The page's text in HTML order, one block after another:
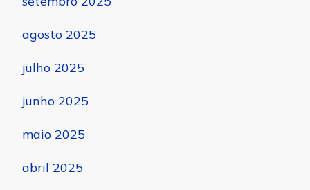
agosto 2025
julho 2025
junho 2025
maio 2025
abril 2025